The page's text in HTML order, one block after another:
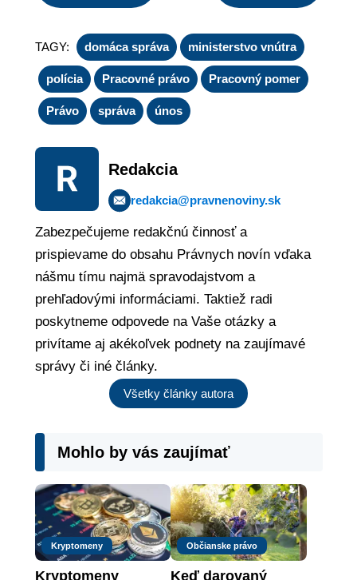
TAGY: domáca správa ministerstvo vnútra
polícia Pracovné právo Pracovný pomer
Právo správa únos
Redakcia
redakcia@pravnenoviny.sk
Zabezpečujeme redakčnú činnosť a
prispievame do obsahu Právnych novín vďaka
nášmu tímu najmä spravodajstvom a
prehľadovými informáciami. Taktiež radi
poskytneme odpovede na Vaše otázky a
privítame aj akékoľvek podnety na zaujímavé
správy či iné články.
Všetky články autora
Mohlo by vás zaujímať
Kryptomeny
Kryptomeny
Občianske právo
Keď darovaný